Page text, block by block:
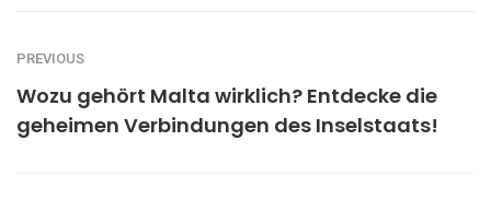
PREVIOUS
Wozu gehört Malta wirklich? Entdecke die
geheimen Verbindungen des Inselstaats!